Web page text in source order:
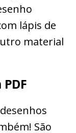
lápis de
material
PDF
São